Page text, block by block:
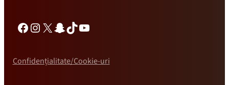
Confidențialitate/Cookie-uri
Facebook
Instagram
X Snapchat
TikTokYouTube